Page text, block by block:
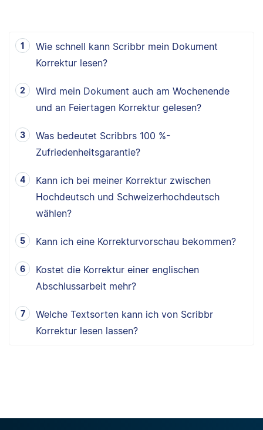
Wie schnell kann Scribbr mein Dokument
Korrektur lesen?
Wird mein Dokument auch am Wochenende
und an Feiertagen Korrektur gelesen?
Was bedeutet Scribbrs 100 %-
Zufriedenheitsgarantie?
Kann ich bei meiner Korrektur zwischen
Hochdeutsch und Schweizerhochdeutsch
wählen?
Kann ich eine Korrekturvorschau bekommen?
Kostet die Korrektur einer englischen
Abschlussarbeit mehr?
Welche Textsorten kann ich von Scribbr
Korrektur lesen lassen?